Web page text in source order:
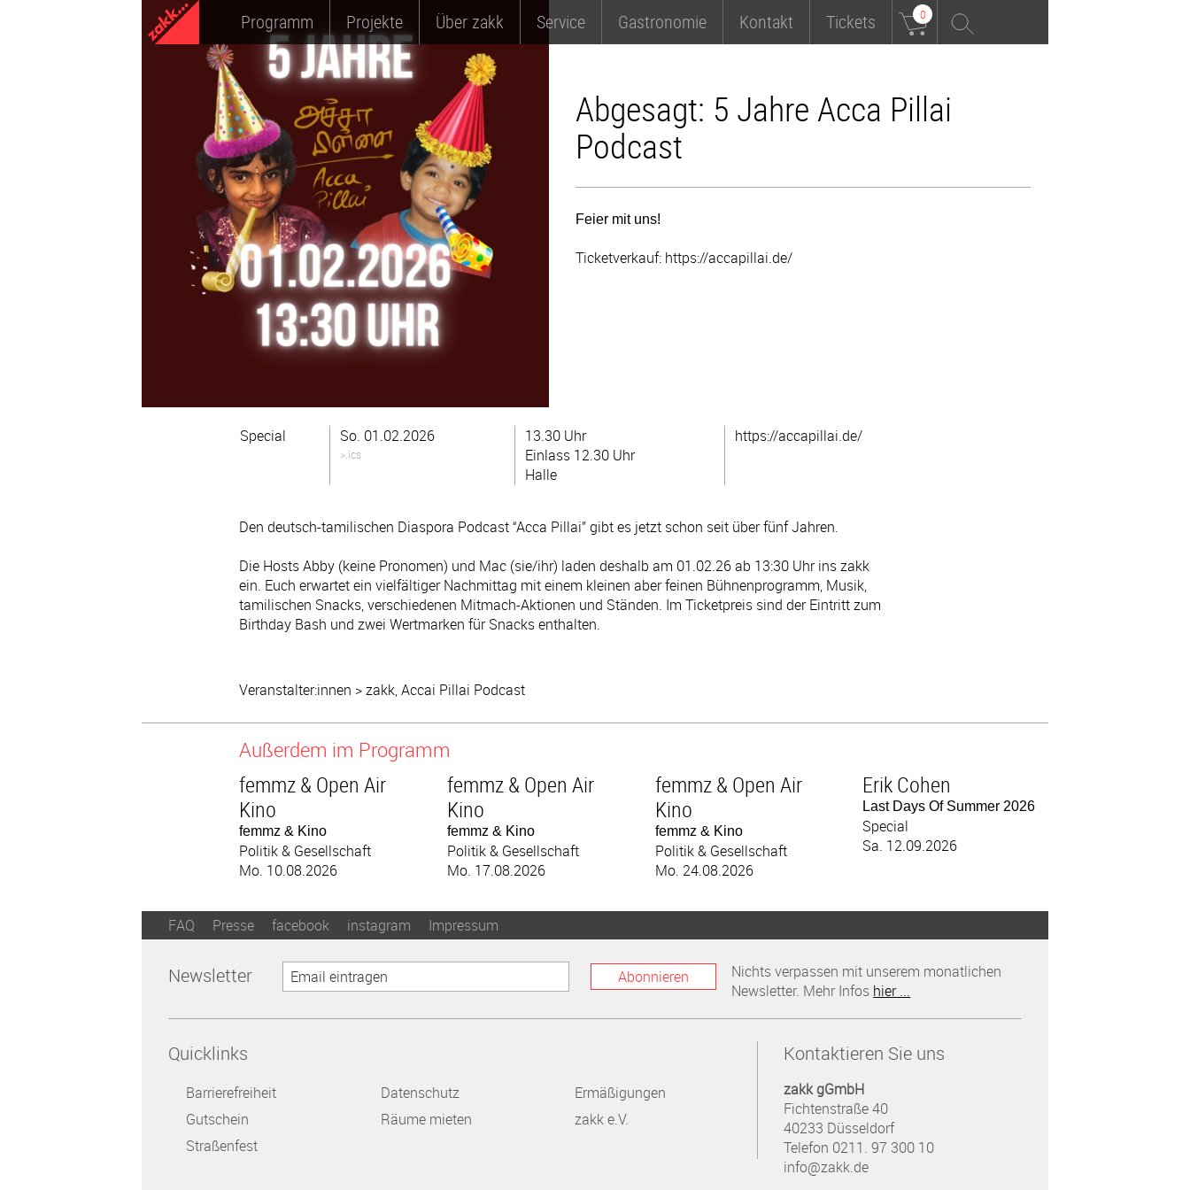
Programm Projekte Über zakk Service Gastronomie Kontakt Tickets 0
Abgesagt: 5 Jahre Acca Pillai
Podcast
Feier mit uns!
Ticketverkauf: https://accapillai.de/
Special So. 01.02.2026
>.ics
13.30 Uhr
Einlass 12.30 Uhr
Halle
https://accapillai.de/
Den deutsch-tamilischen Diaspora Podcast “Acca Pillai” gibt es jetzt schon seit über fünf Jahren.
Die Hosts Abby (keine Pronomen) und Mac (sie/ihr) laden deshalb am 01.02.26 ab 13:30 Uhr ins zakk
ein. Euch erwartet ein vielfältiger Nachmittag mit einem kleinen aber feinen Bühnenprogramm, Musik,
tamilischen Snacks, verschiedenen Mitmach-Aktionen und Ständen. Im Ticketpreis sind der Eintritt zum
Birthday Bash und zwei Wertmarken für Snacks enthalten.
Veranstalter:innen > zakk, Accai Pillai Podcast
Außerdem im Programm
femmz & Open Air
Kino
femmz & Kino
Politik & Gesellschaft
Mo. 10.08.2026
femmz & Open Air
Kino
femmz & Kino
Politik & Gesellschaft
Mo. 17.08.2026
femmz & Open Air
Kino
femmz & Kino
Politik & Gesellschaft
Mo. 24.08.2026
Erik Cohen
Last Days Of Summer 2026
Special
Sa. 12.09.2026
FAQ Presse facebook instagram Impressum
Newsletter Abonnieren
Nichts verpassen mit unserem monatlichen
Newsletter. Mehr Infos hier ...
Quicklinks
Barrierefreiheit Datenschutz
Ermäßigungen
Gutschein
Räume mieten
zakk e.V.
Straßenfest
Kontaktieren Sie uns
zakk gGmbH
Fichtenstraße 40
40233 Düsseldorf
Telefon 0211. 97 300 10
info@zakk.de